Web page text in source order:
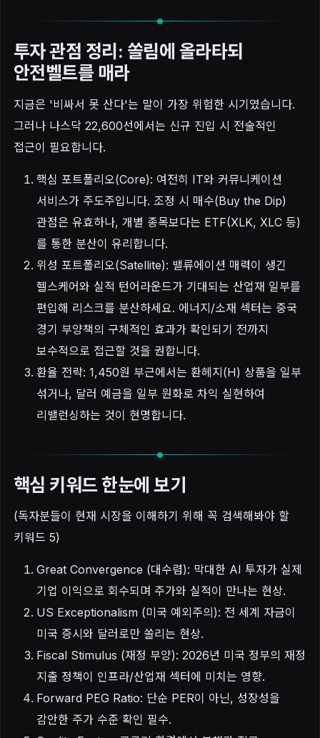
투자 관점 정리: 쏠림에 올라타되
안전벨트를 매라
지금은 '비싸서 못 산다'는 말이 가장 위험한 시기였습니다.
그러나 나스닥 22,600선에서는 신규 진입 시 전술적인
접근이 필요합니다.
핵심 포트폴리오(Core): 여전히 IT와 커뮤니케이션
서비스가 주도주입니다. 조정 시 매수(Buy the Dip)
관점은 유효하나, 개별 종목보다는 ETF(XLK, XLC 등)
를 통한 분산이 유리합니다.
위성 포트폴리오(Satellite): 밸류에이션 매력이 생긴
헬스케어와 실적 턴어라운드가 기대되는 산업재 일부를
편입해 리스크를 분산하세요. 에너지/소재 섹터는 중국
경기 부양책의 구체적인 효과가 확인되기 전까지
보수적으로 접근할 것을 권합니다.
환율 전략: 1,450원 부근에서는 환헤지(H) 상품을 일부
섞거나, 달러 예금을 일부 원화로 차익 실현하여
리밸런싱하는 것이 현명합니다.
핵심 키워드 한눈에 보기
(독자분들이 현재 시장을 이해하기 위해 꼭 검색해봐야 할
키워드 5)
Great Convergence (대수렴): 막대한 AI 투자가 실제
기업 이익으로 회수되며 주가와 실적이 만나는 현상.
US Exceptionalism (미국 예외주의): 전 세계 자금이
미국 증시와 달러로만 쏠리는 현상.
Fiscal Stimulus (재정 부양): 2026년 미국 정부의 재정
지출 정책이 인프라/산업재 섹터에 미치는 영향.
Forward PEG Ratio: 단순 PER이 아닌, 성장성을
감안한 주가 수준 확인 필수.